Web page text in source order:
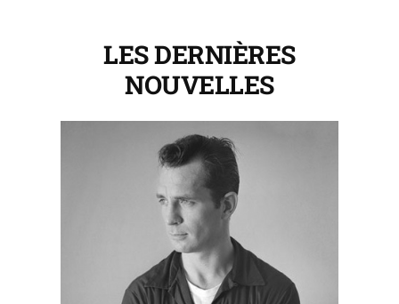
LES DERNIÈRES
NOUVELLES